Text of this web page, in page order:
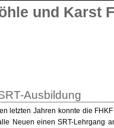
und Karst
Ausbildung
letzten Jahren konnte die
Neuen einen SRT-Lehrgang